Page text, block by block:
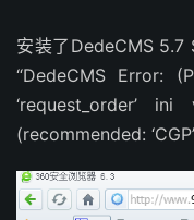
安装了DedeCMS 5.7
“DedeCMS Error:
‘request_order’
(recommended: